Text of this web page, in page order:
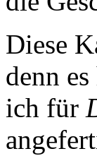
Diese
denn
ich für